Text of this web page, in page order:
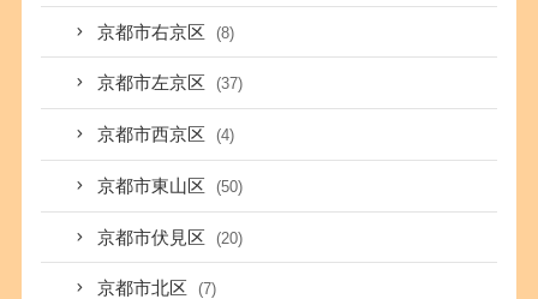
京都市右京区 (8)
京都市左京区 (37)
京都市西京区 (4)
京都市東山区 (50)
京都市伏見区 (20)
京都市北区 (7)